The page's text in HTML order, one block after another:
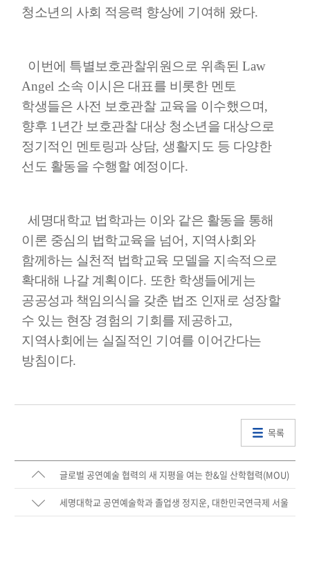
청소년의 사회 적응력 향상에 기여해 왔다.
이번에 특별보호관찰위원으로 위촉된 Law
Angel 소속 이시은 대표를 비롯한 멘토
학생들은 사전 보호관찰 교육을 이수했으며,
향후 1 년간 보호관찰 대상 청소년을 대상으로
정기적인 멘토링과 상담,생활지도 등 다양한
선도 활동을 수행할 예정이다.
세명대학교 법학과는 이와 같은 활동을 통해
이론 중심의 법학교육을 넘어, 지역사회와
함께하는 실천적 법학교육 모델을 지속적으로
확대해 나갈 계획이다. 또한 학생들에게는
공공성과 책임의식을 갖춘 법조 인재로 성장할
수 있는 현장 경험의 기회를 제공하고,
지역사회에는 실질적인 기여를 이어간다는
방침이다.
목록
글로벌 공연예술 협력의 새 지평을 여는 한&일 산학협력(MOU)
체결
세명대학교 공연예술학과 졸업생 정지운, 대한민국연극제 서울